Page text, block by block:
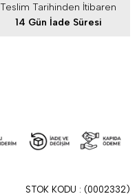
Teslim Tarihinden İtibaren
14 Gün İade Süresi
STOK KODU (0002332)